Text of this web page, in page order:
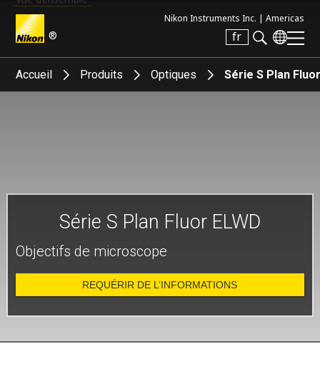
®
Nikon Instruments Inc. | Americas
fr
Search keyword(s)
Accueil Produits Optiques Série S Plan
Série S Plan Fluor ELWD
Objectifs de microscope
REQUÉRIR DE L’INFORMATIONS